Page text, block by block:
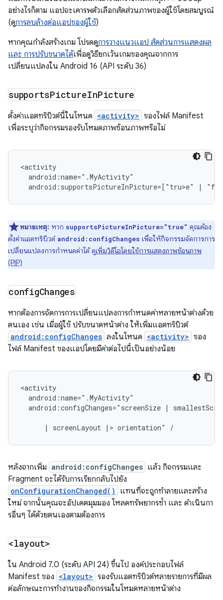
อย่างไรก็ตาม แอปจะเคารพตัวเลือกสัดส่วนภาพของผู้ใช้โดยสมบูรณ์
(ดูการลบล้างต่อแอปของผู้ใช้)
หากคุณกำลังสร้างเกม โปรดดูการวางแนวแอป สัดส่วนการแสดงผล
และ การปรับขนาดได้เพื่อดูวิธียกเว้นเกมของคุณจากการ
เปลี่ยนแปลงใน Android 16 (API ระดับ 36)
supportsPictureInPicture
ตั้งค่าแอตทริบิวต์นี้ในโหนด <activity> ของไฟล์ Manifest
เพื่อระบุว่ากิจกรรมรองรับโหมดภาพซ้อนภาพหรือไม่
android:supportsPictureInPicture=["tru>e" |
หมายเหตุ: หาก supportsPictureInPicture="true" คุณต้อง
ตั้งค่าแอตทริบิวต์ android:configChanges เพื่อให้กิจกรรมจัดการการ
เปลี่ยนแปลงการกำหนดค่าได้ ดูเพิ่มวิดีโอโดยใช้การแสดงภาพซ้อนภาพ
(PIP)
configChanges
หากต้องการจัดการการเปลี่ยนแปลงการกำหนดค่าหลายหน้าต่างด้วย
ตนเอง เช่น เมื่อผู้ใช้ ปรับขนาดหน้าต่าง ให้เพิ่มแอตทริบิวต์
android:configChanges ลงในโหนด <activity> ของ
ไฟล์ Manifest ของแอปโดยมีค่าต่อไปนี้เป็นอย่างน้อย
android:configChanges="screenSize |
| screenLayout |> orientation"
หลังจากเพิ่ม android:configChanges แล้ว กิจกรรมและ
Fragment จะได้รับการเรียกกลับไปยัง
onConfigurationChanged()
แทนที่จะถูกทำลายและสร้าง
ใหม่ จากนั้นคุณจะอัปเดตมุมมอง โหลดทรัพยากรซ้ำ และ ดำเนินกา
รอื่นๆ ได้ด้วยตนเองตามต้องการ
<layout>
ใน Android 7.0 (ระดับ API 24) ขึ้นไป องค์ประกอบไฟล์
Manifest ของ <layout> รองรับแอตทริบิวต์หลายรายการที่มีผล
ต่อลักษณะการทำงานของกิจกรรมในโหมดหลายหน้าต่าง